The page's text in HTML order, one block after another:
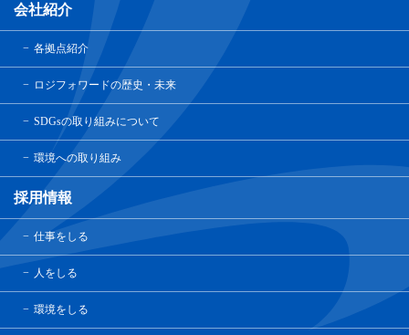
会社紹介
各拠点紹介
ロジフォワードの歴史・未来
SDGsの取り組みについて
環境への取り組み
採用情報
仕事をしる
人をしる
環境をしる